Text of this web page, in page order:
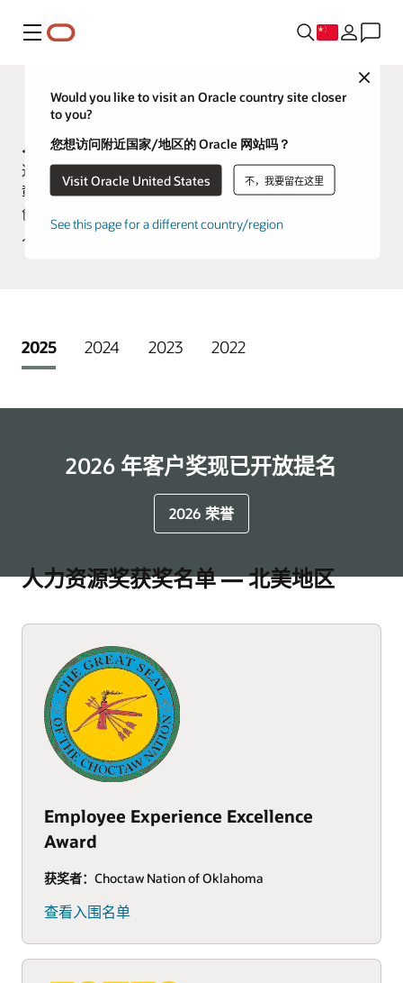
菜单
Close
Would you like to visit an Oracle country site closer
to you?
您想访问附近国家/地区的 Oracle 网站吗？
Visit Oracle United States 不，我要留在这里
See this page for a different country/region
客户奖项
人力资源奖历届获奖名单
这一计划（以前称为 Oracle HR Heroes Awards）旨在表
彰使用 Oracle HCM Cloud 解决方案，以创新方式为组织
创造了可观价值的行业先驱。奖项类别涵盖人力资源、
人才管理、薪资和劳动力管理领域。
2025 2024 2023 2022
2026 年客户奖现已开放提名
2026 荣誉
人力资源奖获奖名单 — 北美地区
Employee Experience Excellence
Award
获奖者： Choctaw Nation of Oklahoma
查看入围名单